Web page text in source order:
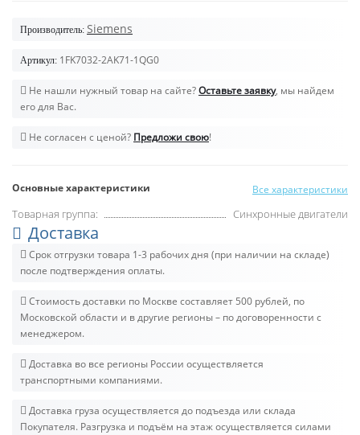
Производитель: Siemens
Артикул: 1FK7032-2AK71-1QG0
Не нашли нужный товар на сайте?Оставьте заявку, мы найдем
его для Вас.
Не согласен с ценой? Предложи свою!
Основные характеристики Все характеристики
Товарная группа: Синхронные двигатели
Доставка
Срок отгрузки товара 1-3 рабочих дня (при наличии на складе)
после подтверждения оплаты.
Стоимость доставки по Москве составляет 500 рублей, по
Московской области и в другие регионы – по договоренности с
менеджером.
Доставка во все регионы России осуществляется
транспортными компаниями.
Доставка груза осуществляется до подъезда или склада
Покупателя. Разгрузка и подъём на этаж осуществляется силами